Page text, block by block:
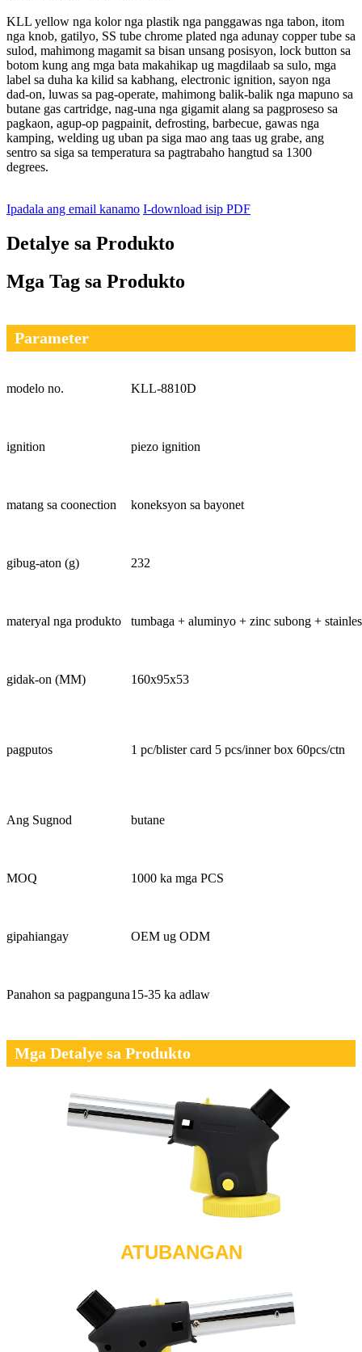
KLL yellow nga kolor nga plastik nga panggawas nga tabon, itom
nga knob, gatilyo, SS tube chrome plated nga adunay copper tube sa
sulod, mahimong magamit sa bisan unsang posisyon, lock button sa
botom kung ang mga bata makahikap ug magdilaab sa sulo, mga
label sa duha ka kilid sa kabhang, electronic ignition, sayon ​​nga
dad-on, luwas sa pag-operate, mahimong balik-balik nga mapuno sa
butane gas cartridge, nag-una nga gigamit alang sa pagproseso sa
pagkaon, agup-op pagpainit, defrosting, barbecue, gawas nga
kamping, welding ug uban pa siga mao ang taas ug grabe, ang
sentro sa siga sa temperatura sa pagtrabaho hangtud sa 1300
degrees.
Ipadala ang email kanamo I-download isip PDF
Detalye sa Produkto
Mga Tag sa Produkto
Parameter
modelo no. KLL-8810D
ignition piezo ignition
matang sa coonection koneksyon sa bayonet
gibug-aton (g) 232
materyal nga produkto tumbaga + aluminyo + zinc subong +
gidak-on (MM) 160x95x53
pagputos 1 pc/blister card 5 pcs/inner box 60pcs/ctn
Ang Sugnod butane
MOQ 1000 ka mga PCS
gipahiangay OEM ug ODM
Panahon sa pagpanguna15-35 ka adlaw
Mga Detalye sa Produkto
ATUBANGAN